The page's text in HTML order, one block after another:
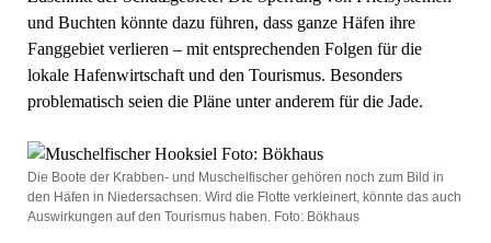
und Buchten könnte dazu führen, dass ganze Häfen ihre
Fanggebiet verlieren – mit entsprechenden Folgen für die
lokale Hafenwirtschaft und den Tourismus. Besonders
problematisch seien die Pläne unter anderem für die Jade.
Die Boote der Krabben- und Muschelfischer gehören noch zum Bild in
den Häfen in Niedersachsen. Wird die Flotte verkleinert, könnte das auch
Auswirkungen auf den Tourismus haben. Foto: Bökhaus